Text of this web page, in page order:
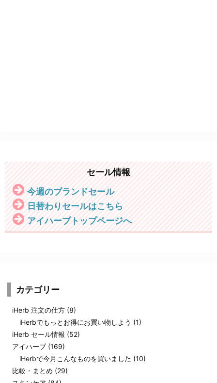
セール情報
今週のブランドセール
日替わりセールはこちら
アイハーブトップページへ
カテゴリー
iHerb 注文の仕方 (8)
iHerbでもっとお得にお買い物しよう (1)
iHerb セール情報 (52)
アイハーブ (169)
iHerbで今月こんなものを買いました (10)
比較・まとめ (29)